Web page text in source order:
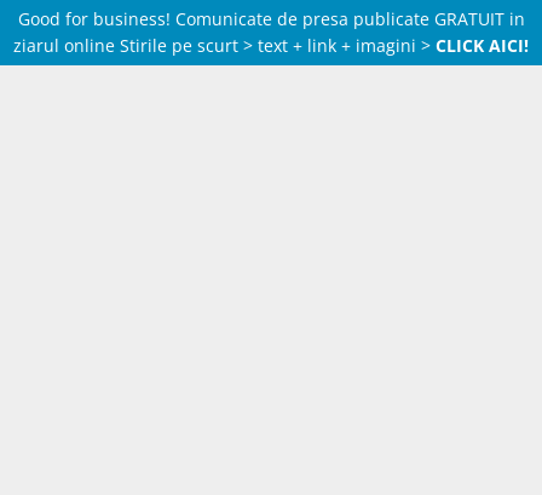
Good for business! Comunicate de presa publicate GRATUIT in
ziarul online Stirile pe scurt > text + link + imagini > CLICK AICI!